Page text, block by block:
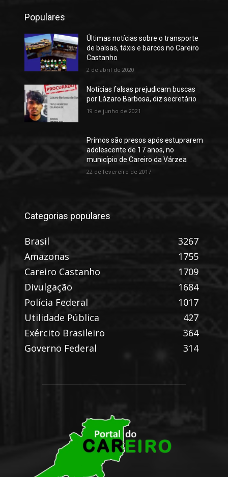
Populares
Últimas notícias sobre o transporte
de balsas, táxis e barcos no Careiro
Castanho
2 de abril de 2020
Notícias falsas prejudicam buscas
por Lázaro Barbosa, diz secretário
19 de junho de 2021
Primos são presos após estuprarem
adolescente de 17 anos, no
município de Careiro da Várzea
22 de fevereiro de 2017
Categorias populares
Brasil
3267
Amazonas
1755
Careiro Castanho
1709
Divulgação
1684
Polícia Federal
1017
Utilidade Pública
427
Exército Brasileiro
364
Governo Federal
314